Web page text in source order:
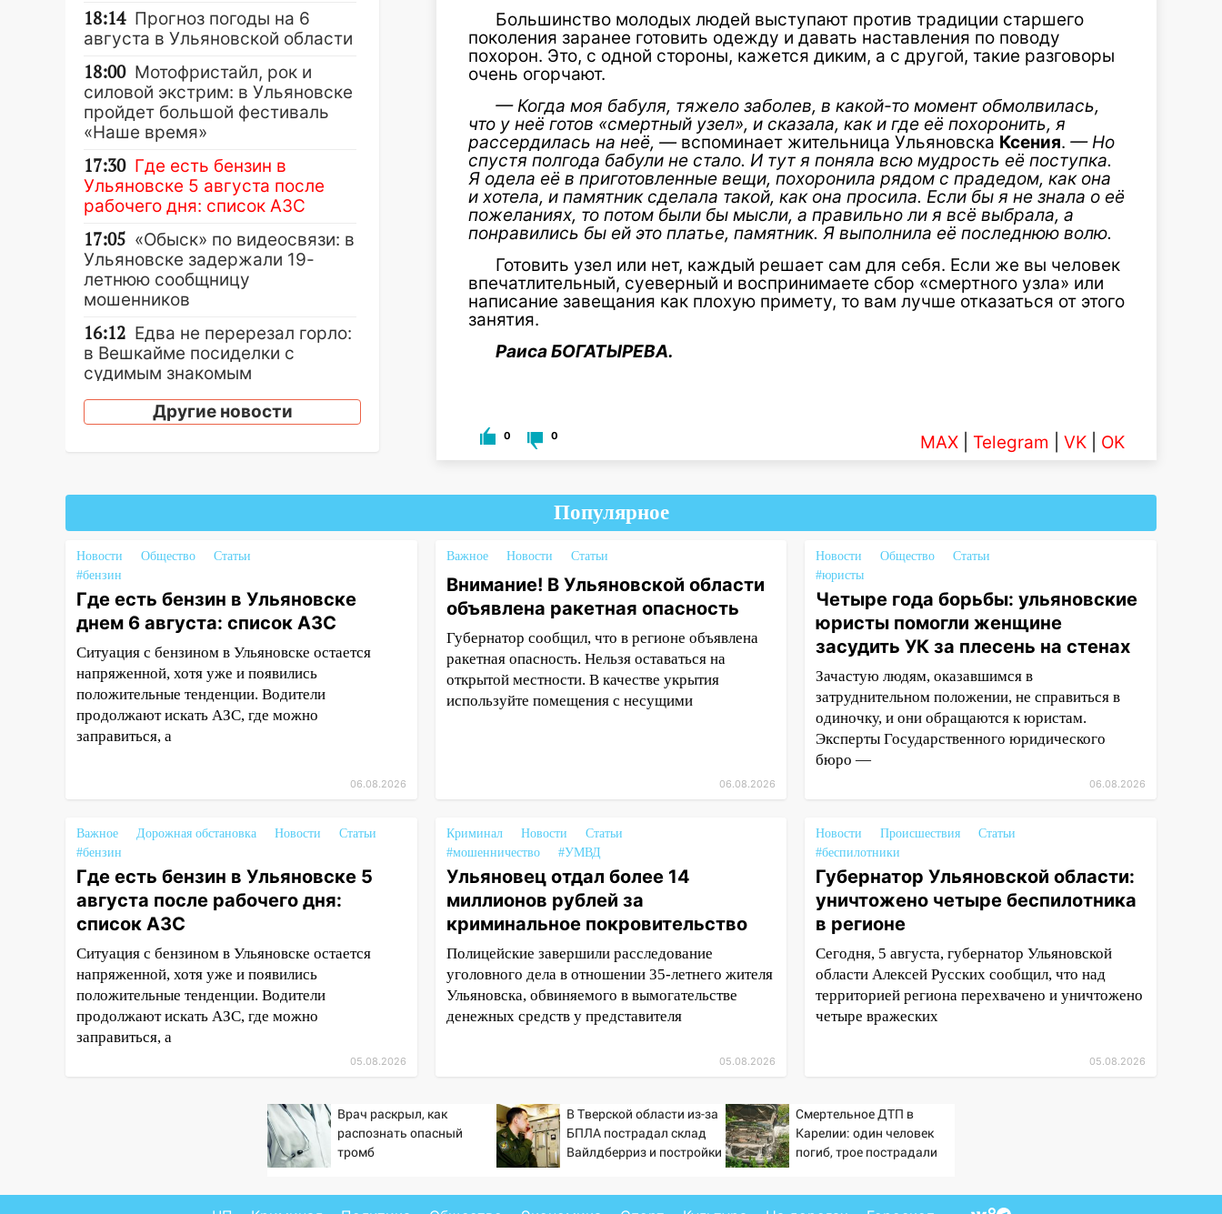
Большинство молодых людей выступают против традиции старшего
поколения заранее готовить одежду и давать наставления по поводу
похорон. Это, с одной стороны, кажется диким, а с другой, такие разговоры
очень огорчают.
— Когда моя бабуля, тяжело заболев, в какой-то момент обмолвилась,
что у неё готов «смертный узел», и сказала, как и где её похоронить, я
рассердилась на неё, —вспоминает жительница Ульяновска Ксения. — Но
спустя полгода бабули не стало. И тут я поняла всю мудрость её поступка.
Я одела её в приготовленные вещи, похоронила рядом с прадедом, как она
и хотела, и памятник сделала такой, как она просила. Если бы я не знала о её
пожеланиях, то потом были бы мысли, а правильно ли я всё выбрала, а
понравились бы ей это платье, памятник. Я выполнила её последнюю волю.
Готовить узел или нет, каждый решает сам для себя. Если же вы человек
впечатлительный, суеверный и воспринимаете сбор «смертного узла» или
написание завещания как плохую примету, то вам лучше отказаться от этого
занятия.
Раиса БОГАТЫРЕВА.
0 0 MAX Telegram VK OK
18:14 Прогноз погоды на 6
августа в Ульяновской области
18:00 Мотофристайл, рок и
силовой экстрим: в Ульяновске
пройдет большой фестиваль
«Наше время»
17:30 Где есть бензин в
Ульяновске 5 августа после
рабочего дня: список АЗС
17:05 «Обыск» по видеосвязи: в
Ульяновске задержали 19-
летнюю сообщницу
мошенников
16:12 Едва не перерезал горло:
в Вешкайме посиделки с
судимым знакомым
больницей
криминальное
покровительство
15:32 На «кольце» кроссовер
сбил 18-летнего мопедиста
15:00 В Ульяновске после
тройного ДТП
госпитализировали 25-летнего
байкера
«зебре»: подробности
серьезной аварии на
Фруктовой
13:30
В Димитровграде на
улице Трудовой горело здание
13:00 Водитель без прав
врезался в припаркованный
автомобиль
12:37 Переезжал «зебру» на
велосипеде и попал под колеса
Железнодорожном районе
В Засвияжье под колёса
Другие новости
Популярное
Новости Общество
Статьи
#бензин
Где есть бензин в Ульяновске
днем 6 августа: список АЗС
Ситуация с бензином в Ульяновске остается
напряженной, хотя уже и появились
положительные тенденции. Водители
продолжают искать АЗС, где можно
заправиться, а
06.08.2026
Важное Новости Статьи
Внимание! В Ульяновской области
объявлена ракетная опасность
Губернатор сообщил, что в регионе объявлена
ракетная опасность. Нельзя оставаться на
открытой местности. В качестве укрытия
используйте помещения с несущими
06.08.2026
Новости Общество
Статьи
#юристы
Четыре года борьбы: ульяновские
юристы помогли женщине
засудить УК за плесень на стенах
Зачастую людям, оказавшимся в
затруднительном положении, не справиться в
одиночку, и они обращаются к юристам.
Эксперты Государственного юридического
бюро —
06.08.2026
Важное Дорожная обстановка Новости
Статьи
#бензин
Где есть бензин в Ульяновске 5
августа после рабочего дня:
список АЗС
Ситуация с бензином в Ульяновске остается
напряженной, хотя уже и появились
положительные тенденции. Водители
продолжают искать АЗС, где можно
заправиться, а
05.08.2026
Криминал Новости
Статьи
#мошенничество
#УМВД
Ульяновец отдал более 14
миллионов рублей за
криминальное покровительство
Полицейские завершили расследование
уголовного дела в отношении 35-летнего жителя
Ульяновска, обвиняемого в вымогательстве
денежных средств у представителя
05.08.2026
Новости Происшествия
Статьи
#беспилотники
Губернатор Ульяновской области:
уничтожено четыре беспилотника
в регионе
Сегодня, 5 августа, губернатор Ульяновской
области Алексей Русских сообщил, что над
территорией региона перехвачено и уничтожено
четыре вражеских
05.08.2026
Врач раскрыл, как
распознать опасный
тромб
В Тверской области из-за
БПЛА пострадал склад
Вайлдберриз и постройки
области сегодня -
Смертельное ДТП в
Карелии: один человек
погиб, трое пострадали